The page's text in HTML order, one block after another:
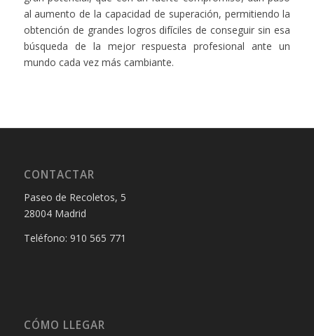
al aumento de la capacidad de superación, permitiendo la
obtención de grandes logros difíciles de conseguir sin esa
búsqueda de la mejor respuesta profesional ante un
mundo cada vez más cambiante.
CONTACTAR
Paseo de Recoletos, 5
28004 Madrid
Teléfono: 910 565 771
CÓMO LLEGAR